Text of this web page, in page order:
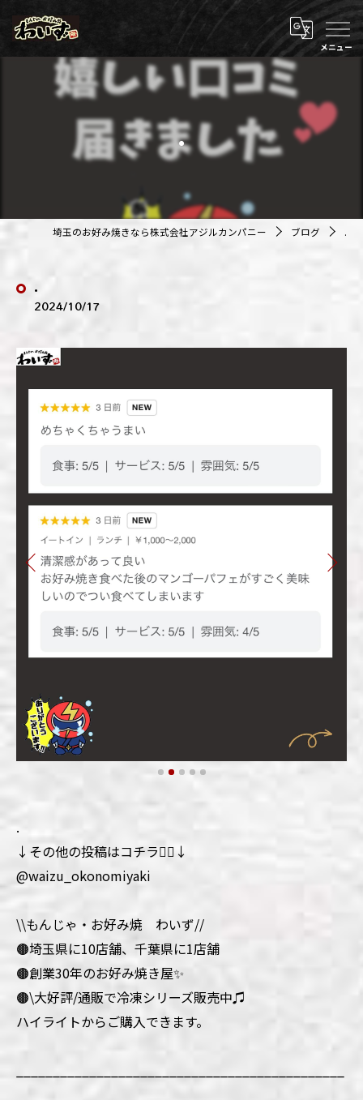
.
埼玉のお好み焼きなら株式会社アジルカンパニー ブログ .
.
2024/10/17
.
↓その他の投稿はコチラ💁‍♀️↓
@waizu_okonomiyaki
\\もんじゃ・お好み焼 わいず//
🟤埼玉県に10店舗、千葉県に1店舗
🟤創業30年のお好み焼き屋✨
🟤\大好評/通販で冷凍シリーズ販売中♫
ハイライトからご購入できます。